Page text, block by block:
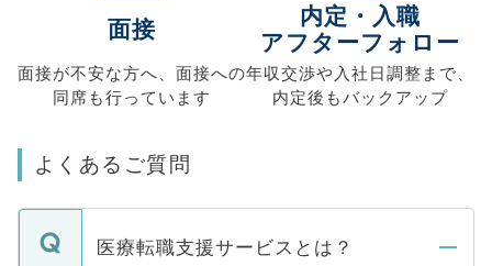
面接
面接が不安な方へ、 面接への
同席も行っています
内定・入職
アフターフォロー
年収交渉や入社日調整まで、
内定後もバックアップ
よくあるご質問
医療転職支援サービスとは？